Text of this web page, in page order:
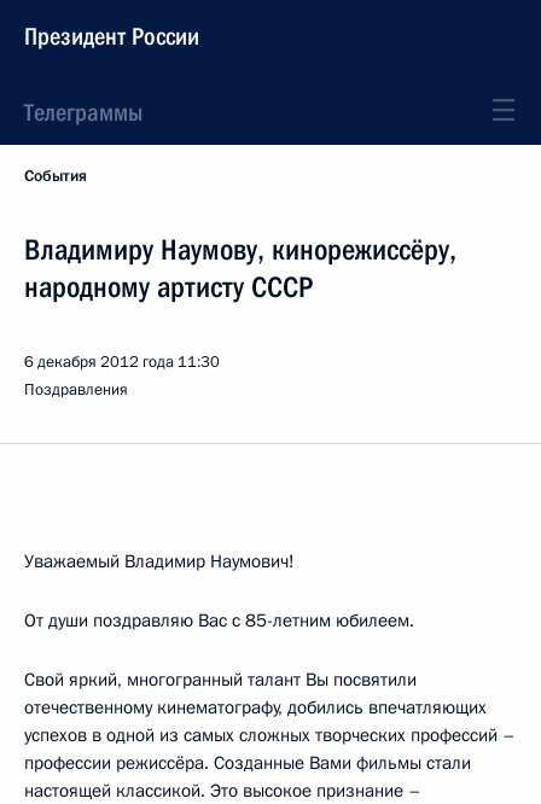
Президент России
Телеграммы
События
Владимиру Наумову, кинорежиссёру,
народному артисту СССР
6 декабря 2012 года 11:30
Поздравления
Уважаемый Владимир Наумович!
От души поздравляю Вас с 85-летним юбилеем.
Свой яркий, многогранный талант Вы посвятили
отечественному кинематографу, добились впечатляющих
успехов в одной из самых сложных творческих профессий –
профессии режиссёра. Созданные Вами фильмы стали
настоящей классикой. Это высокое признание –